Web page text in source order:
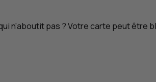
n’aboutit pas ? Votre carte peut être